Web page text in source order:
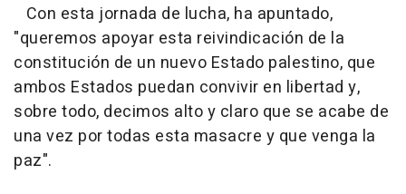
Con esta jornada de lucha, ha apuntado,
"queremos apoyar esta reivindicación de la
constitución de un nuevo Estado palestino, que
ambos Estados puedan convivir en libertad y,
sobre todo, decimos alto y claro que se acabe de
una vez por todas esta masacre y que venga la
paz".